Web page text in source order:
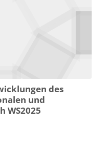
des
und
WS2025